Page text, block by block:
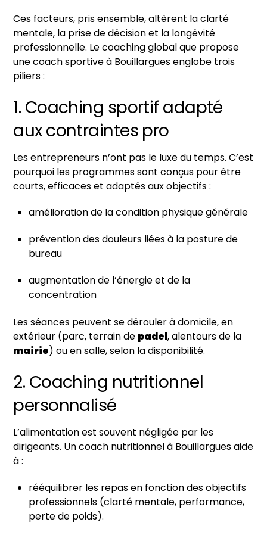
Ces facteurs, pris ensemble, altèrent la clarté
mentale, la prise de décision et la longévité
professionnelle. Le coaching global que propose
une coach sportive à Bouillargues englobe trois
piliers :
1. Coaching sportif adapté
aux contraintes pro
Les entrepreneurs n’ont pas le luxe du temps. C’est
pourquoi les programmes sont conçus pour être
courts, efficaces et adaptés aux objectifs :
amélioration de la condition physique générale
prévention des douleurs liées à la posture de
bureau
augmentation de l’énergie et de la
concentration
Les séances peuvent se dérouler à domicile, en
extérieur (parc, terrain de padel, alentours de la
mairie) ou en salle, selon la disponibilité.
2. Coaching nutritionnel
personnalisé
L’alimentation est souvent négligée par les
dirigeants. Un coach nutritionnel à Bouillargues aide
à :
rééquilibrer les repas en fonction des objectifs
professionnels (clarté mentale, performance,
perte de poids).